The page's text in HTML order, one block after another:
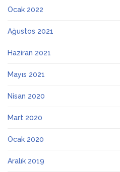
Ocak 2022
Ağustos 2021
Haziran 2021
Mayıs 2021
Nisan 2020
Mart 2020
Ocak 2020
Aralık 2019